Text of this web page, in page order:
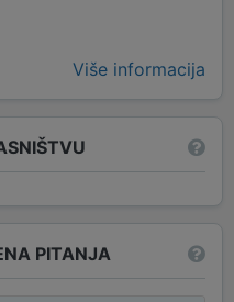
Više informacija
PITANJA